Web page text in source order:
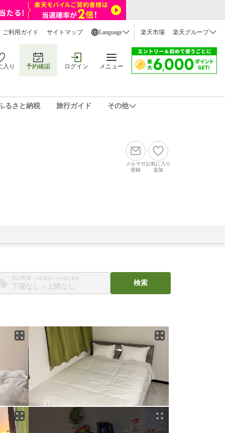
ご利用ガイド サイトマップ Language 楽天市場 楽天グループ
入り 予約確認 ログイン メニュー
るさと納税 旅行ガイド その他
メルマガ
登録
お気に入り
追加
合計料金 ※1部屋あたりの税込金額
〜
検索